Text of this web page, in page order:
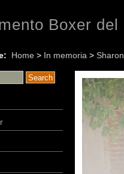
Boxer
Home > In memoria >